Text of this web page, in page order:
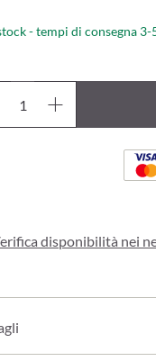
- tempi di consegna
disponibilità nei